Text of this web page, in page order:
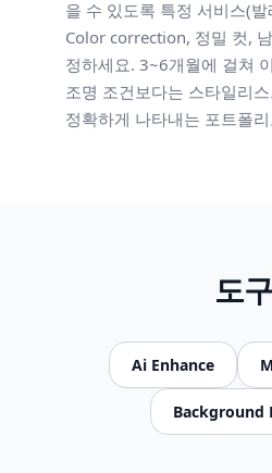
을 수 있도록 특정 서비스(
Color correction, 정밀 컷,
정하세요. 3~6개월에 걸쳐
조명 조건보다는 스타일리
정확하게 나타내는 포트폴
도구
Ai Enhance
Background